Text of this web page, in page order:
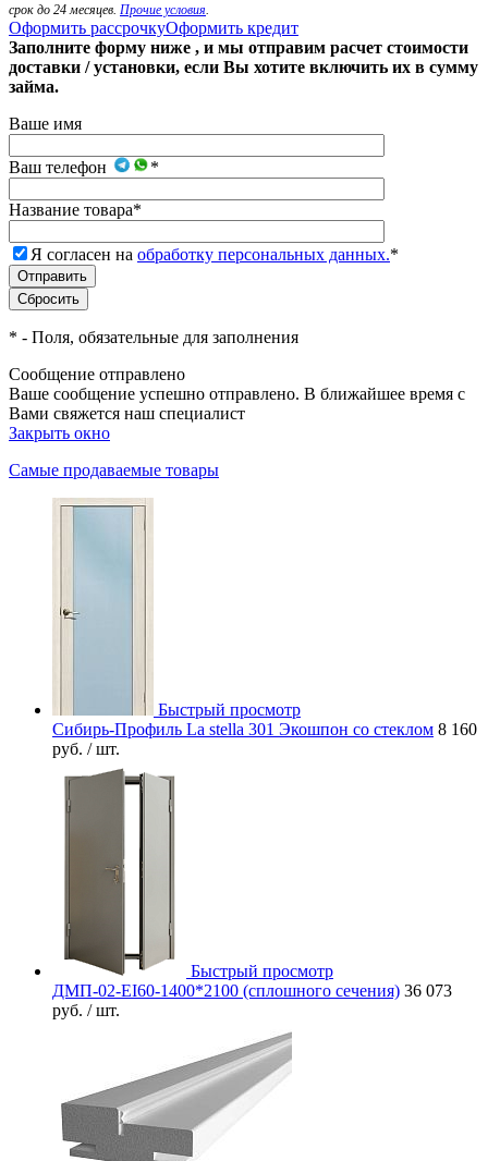
срок до 24 месяцев. Прочие условия.
Оформить рассрочкуОформить кредит
Заполните форму ниже , и мы отправим расчет стоимости
доставки / установки, если Вы хотите включить их в сумму
займа.
Ваше имя
Ваш телефон *
Название товара*
Я согласен на обработку персональных данных.*
* - Поля, обязательные для заполнения
Сообщение отправлено
Ваше сообщение успешно отправлено. В ближайшее время с
Вами свяжется наш специалист
Закрыть окно
Самые продаваемые товары
Быстрый просмотр
Сибирь-Профиль La stella 301 Экошпон со стеклом 8 160
руб. / шт.
Быстрый просмотр
ДМП-02-EI60-1400*2100 (сплошного сечения) 36 073
руб. / шт.